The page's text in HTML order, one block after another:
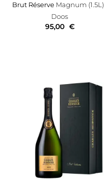
Brut Réserve Magnum (1.5L)
Doos
95,00 €